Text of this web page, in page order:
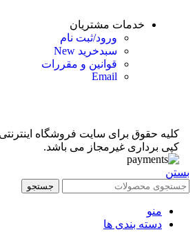
خدمات مشتریان
ورود/ثبت نام
سبدخرید New
قوانین و مقررات
Email
کلیه حقوق برای سایت فروشگاه
کپی برداری غیرمجاز می باشد.
بستن
جستجو
منو
دسته بندی ها